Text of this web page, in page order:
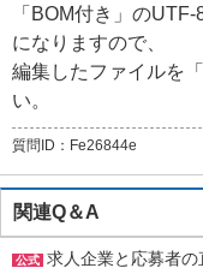
「BOM付き」の
になりますので、
編集したファイルを
い。
質問ID： Fe26844e
関連Q＆A
公式 求人企業と応募者